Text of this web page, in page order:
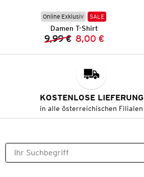
Online Exklusiv SALE
Damen T-Shirt
Vorheriger Preis:
9,99 € Neuer Preis:
8,00 €
KOSTENLOSE LIEFERUNG
in alle österreichischen Filialen